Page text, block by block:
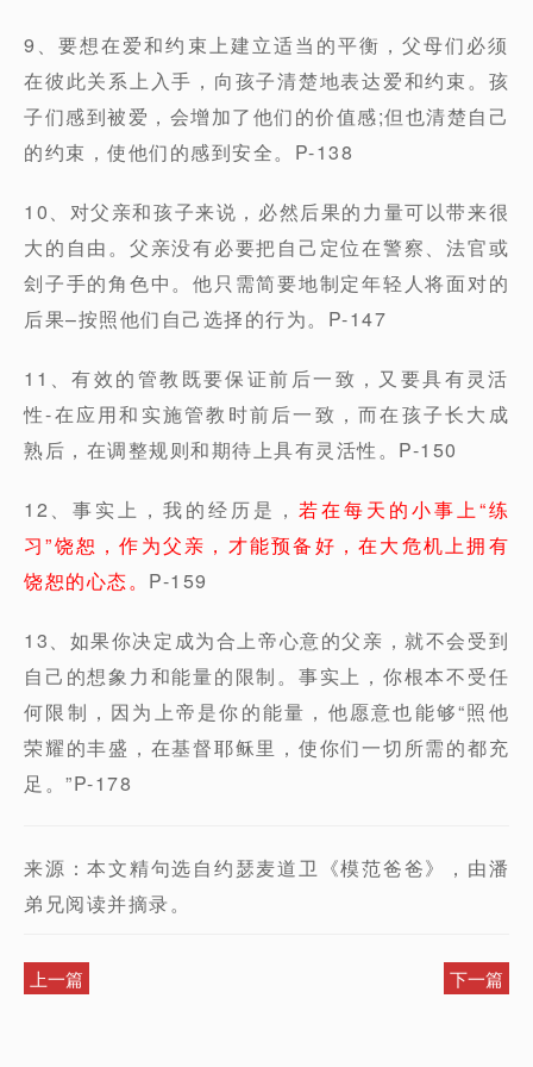
9、要想在爱和约束上建立适当的平衡，父母们必须
在彼此关系上入手，向孩子清楚地表达爱和约束。孩
子们感到被爱，会增加了他们的价值感;但也清楚自己
的约束，使他们的感到安全。P-138
10、对父亲和孩子来说，必然后果的力量可以带来很
大的自由。父亲没有必要把自己定位在警察、法官或
刽子手的角色中。他只需简要地制定年轻人将面对的
后果–按照他们自己选择的行为。P-147
11、有效的管教既要保证前后一致，又要具有灵活
性-在应用和实施管教时前后一致，而在孩子长大成
熟后，在调整规则和期待上具有灵活性。P-150
12、事实上，我的经历是， 若在每天的小事上“练
习”饶恕，作为父亲，才能预备好，在大危机上拥有
饶恕的心态。 P-159
13、如果你决定成为合上帝心意的父亲，就不会受到
自己的想象力和能量的限制。事实上，你根本不受任
何限制，因为上帝是你的能量，他愿意也能够“照他
荣耀的丰盛，在基督耶稣里，使你们一切所需的都充
足。”P-178
来源：本文精句选自约瑟麦道卫《模范爸爸》，由潘
弟兄阅读并摘录。
上一篇 下一篇